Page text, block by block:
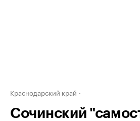
Краснодарский край
Сочинский